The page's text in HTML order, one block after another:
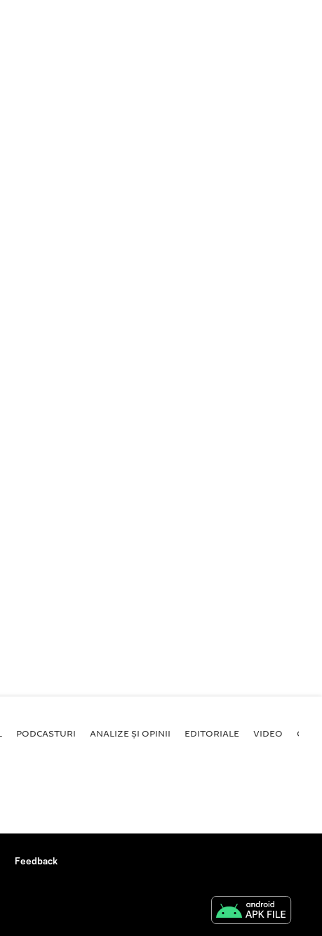
PODCASTURI ANALIZE ȘI OPINII EDITORIALE VIDEO
Feedback